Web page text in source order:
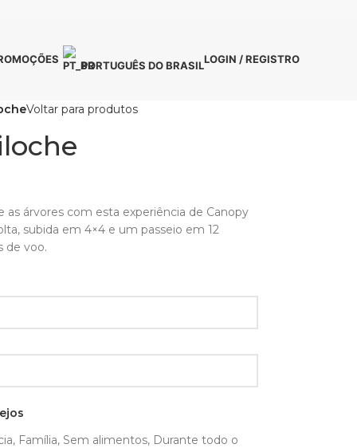
PORTUGUÊS DO BRASILLOGIN / REGISTRO
Voltar para produtos
árvores com esta experiência de Canopy
subida em 4×4 e um passeio em 12
de voo.
, Família, Sem alimentos, Durante todo o